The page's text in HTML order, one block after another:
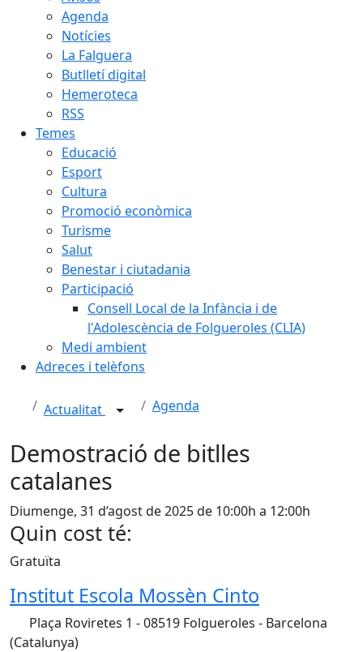
Agenda
Notícies
La Falguera
Butlletí digital
Hemeroteca
RSS
Temes
Educació
Esport
Cultura
Promoció econòmica
Turisme
Salut
Benestar i ciutadania
Participació
Consell Local de la Infància i de
l'Adolescència de Folgueroles (CLIA)
Medi ambient
Adreces i telèfons
Actualitat Agenda
Demostració de bitlles
catalanes
Diumenge, 31 d’agost de 2025 de 10:00h a 12:00h
Quin cost té:
Gratuïta
Institut Escola Mossèn Cinto
Plaça Roviretes 1 - 08519 Folgueroles - Barcelona
(Catalunya)